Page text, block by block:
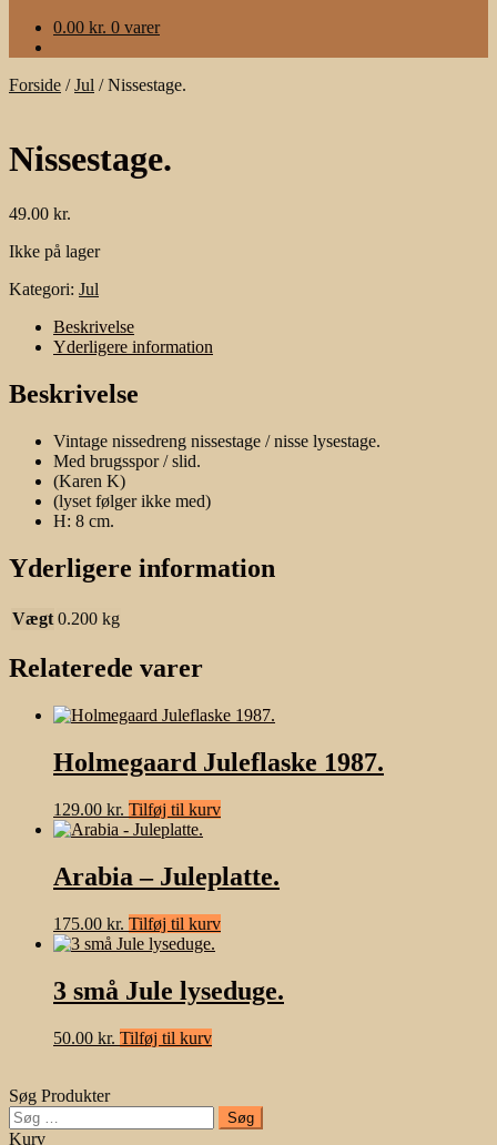
0.00 kr. 0 varer
Forside /Jul /Nissestage.
Nissestage.
49.00 kr.
Ikke på lager
Kategori: Jul
Beskrivelse
Yderligere information
Beskrivelse
Vintage nissedreng nissestage / nisse lysestage.
Med brugsspor / slid.
(Karen K)
(lyset følger ikke med)
H: 8 cm.
Yderligere information
Vægt 0.200 kg
Relaterede varer
Holmegaard Juleflaske 1987.
129.00 kr. Tilføj til kurv
Arabia – Juleplatte.
175.00 kr. Tilføj til kurv
3 små Jule lyseduge.
50.00 kr. Tilføj til kurv
Søg Produkter
Søg
efter:
Kurv